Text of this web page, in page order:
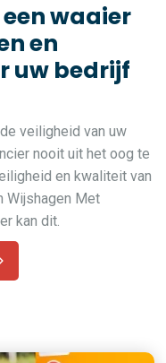
waaier
en
uw bedrijf
veiligheid van uw
nooit uit het oog te
en kwaliteit van
Wijshagen Met
kan dit.